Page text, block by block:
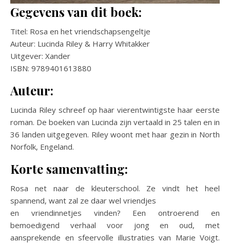
Gegevens van dit boek:
Titel: Rosa en het vriendschapsengeltje
Auteur: Lucinda Riley & Harry Whitakker
Uitgever: Xander
ISBN: 9789401613880
Auteur:
Lucinda Riley schreef op haar vierentwintigste haar eerste
roman. De boeken van Lucinda zijn vertaald in 25 talen en in
36 landen uitgegeven. Riley woont met haar gezin in North
Norfolk, Engeland.
Korte samenvatting:
Rosa net naar de kleuterschool. Ze vindt het heel
spannend, want zal ze daar wel vriendjes
en vriendinnetjes vinden? Een ontroerend en
bemoedigend verhaal voor jong en oud, met
aansprekende en sfeervolle illustraties van Marie Voigt.